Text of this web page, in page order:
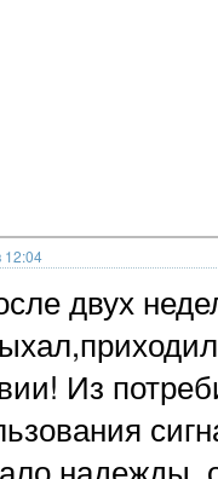
12:04
двух
Из